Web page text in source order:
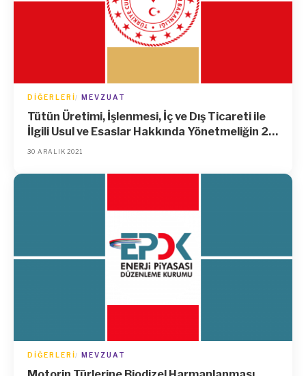
DIĞERLERI MEVZUAT
Tütün Üretimi, İşlenmesi, İç ve Dış Ticareti ile
İlgili Usul ve Esaslar Hakkında Yönetmeliğin 22
nci, 23 üncü ve 26 ncı Maddelerinin
30 ARALIK 2021
DIĞERLERI MEVZUAT